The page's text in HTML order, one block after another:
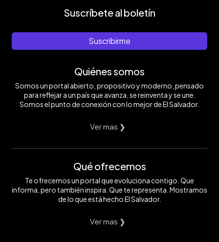
Suscríbete al boletín
Suscribirme
Quiénes somos
Somos un portal abierto, propositivo y moderno, pensado
para reflejar a un país que avanza, se reinventa y se une.
Somos el punto de conexión con lo mejor de El Salvador.
Ver mas ❯
Qué ofrecemos
Te ofrecemos un portal que evoluciona contigo. Que
informa, pero también inspira. Que te representa. Mostramos
de lo que está hecho El Salvador.
Ver mas ❯